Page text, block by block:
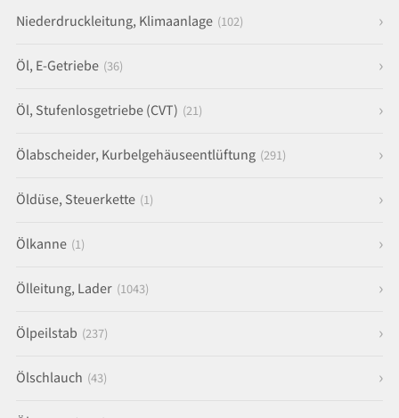
Niederdruckleitung, Klimaanlage (102)
Öl, E-Getriebe (36)
Öl, Stufenlosgetriebe (CVT) (21)
Ölabscheider, Kurbelgehäuseentlüftung (291)
Öldüse, Steuerkette (1)
Ölkanne (1)
Ölleitung, Lader (1043)
Ölpeilstab (237)
Ölschlauch (43)